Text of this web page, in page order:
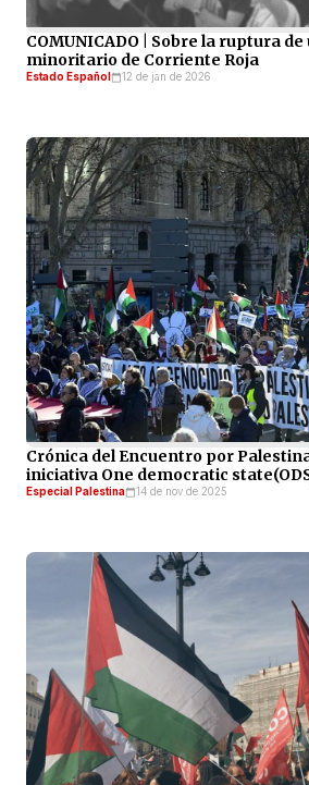
COMUNICADO | Sobre la ruptura
minoritario de Corriente Roja
Estado Español 12 de jan de 2026
Crónica del Encuentro por
iniciativa One democratic
Especial Palestina 14 de nov de 2025